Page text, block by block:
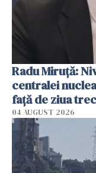
Radu Miruţă:
centralei
faţă de ziua
04 AUGUST 2026